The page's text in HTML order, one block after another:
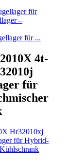
für ...
4t-
für